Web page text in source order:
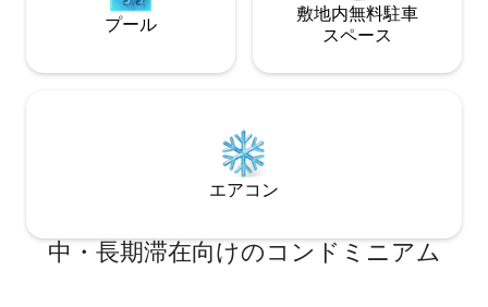
プール
敷地内無料駐⁠車
ス⁠ペ⁠ー⁠ス
エアコン
中・長期滞在向けのコンドミニアム